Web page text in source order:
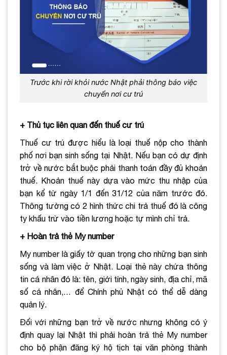
Trước khi rời khỏi nước Nhật phải thông báo việc
chuyển nơi cư trú
+ Thủ tục liên quan đến thuế cư trú
Thuế cư trú được hiểu là loại thuế nộp cho thành
phố nơi bạn sinh sống tại Nhật. Nếu bạn có dự định
trở về nước bắt buộc phải thanh toán đầy đủ khoản
thuế. Khoản thuế này dựa vào mức thu nhập của
bạn kể từ ngày 1/1 đến 31/12 của năm trước đó.
Thông tường có 2 hình thức chi trả thuế đó là công
ty khấu trừ vào tiền lương hoặc tự mình chỉ trả.
+ Hoàn trả thẻ My number
My number là giấy tờ quan trọng cho những bạn sinh
sống và làm việc ở Nhật. Loại thẻ này chứa thông
tin cá nhân đó là: tên, giới tính, ngày sinh, địa chỉ, mã
số cá nhân,… để Chính phủ Nhật có thể dễ dàng
quản lý.
Đối với những bạn trở về nước nhưng không có ý
định quay lại Nhật thì phải hoàn trả thẻ My number
cho bộ phận đăng ký hộ tịch tại văn phòng thành